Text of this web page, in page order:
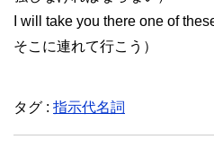
I will take you there one of
そこに連れて行こう）
タグ : 指示代名詞